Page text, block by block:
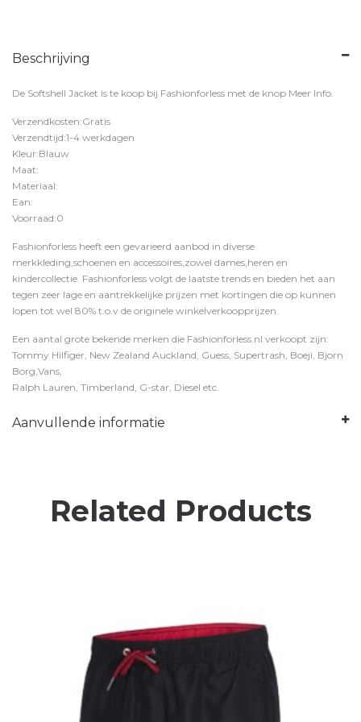
Beschrijving
De Softshell Jacket is te koop bij Fashionforless met de knop Meer Info.
Verzendkosten:Gratis
Verzendtijd:1-4 werkdagen
Kleur:Blauw
Maat:
Materiaal:
Ean:
Voorraad:0
Fashionforless heeft een gevarieerd aanbod in diverse
merkkleding,schoenen en accessoires,zowel dames,heren en
kindercollectie. Fashionforless volgt de laatste trends en bieden het aan
tegen zeer lage en aantrekkelijke prijzen met kortingen die op kunnen
lopen tot wel 80% t.o.v de originele winkelverkoopprijzen.
Een aantal grote bekende merken die Fashionforless.nl verkoopt zijn:
Tommy Hilfiger, New Zealand Auckland, Guess, Supertrash, Boeji, Bjorn
Borg,Vans,
Ralph Lauren, Timberland, G-star, Diesel etc.
Aanvullende informatie
Related Products